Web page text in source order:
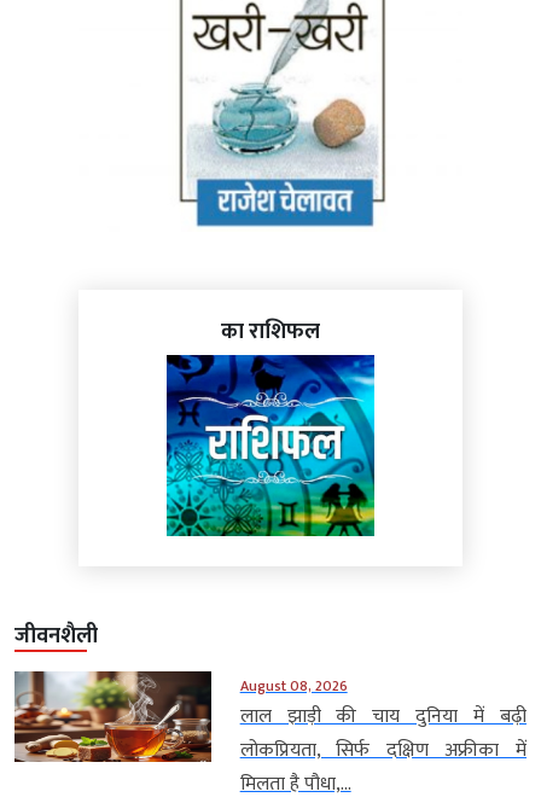
का राशिफल
जीवनशैली
August 08, 2026
लाल झाड़ी की चाय दुनिया में बढ़ी
लोकप्रियता, सिर्फ दक्षिण अफ्रीका में
मिलता है पौधा,...